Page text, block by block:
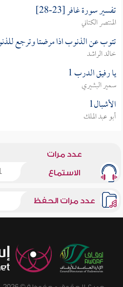
تفسير سورة غافر [23-28]
المنتصر الكتاني
تتوب عن الذنوب اذا مرضتا وترجع
خالد الراشد
يا رفيق الدرب 1
سمير البشيري
الأشبال1
أبو عبد الملك
عدد مرات
الاستماع
عدد مرات الحفظ